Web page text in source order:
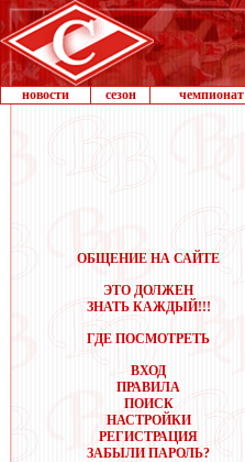
новости сезон чемпионат
ОБЩЕНИЕ НА САЙТЕ
ЭТО ДОЛЖЕН
ЗНАТЬ КАЖДЫЙ!!!
ГДЕ ПОСМОТРЕТЬ
ВХОД
ПРАВИЛА
ПОИСК
НАСТРОЙКИ
РЕГИСТРАЦИЯ
ЗАБЫЛИ ПАРОЛЬ?